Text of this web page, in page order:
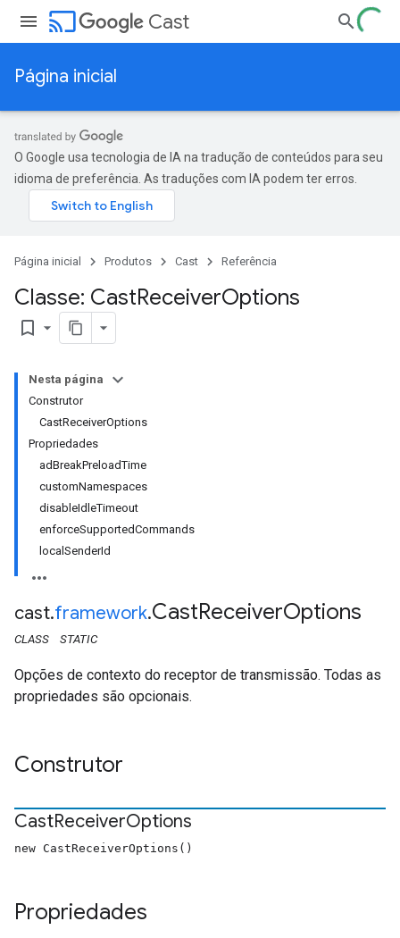
cast Cast
Página inicial
O Google usa tecnologia de IA na tradução de conteúdos para seu
idioma de preferência. As traduções com IA podem ter erros.
Página inicial Produtos Cast Referência
Classe: CastReceiverOptions
bookmark_border
Nesta página
Construtor
CastReceiverOptions
Propriedades
adBreakPreloadTime
customNamespaces
disableIdleTimeout
enforceSupportedCommands
localSenderId
cast.framework.CastReceiverOptions
CLASS STATIC
Opções de contexto do receptor de transmissão. Todas as
propriedades são opcionais.
Construtor
CastReceiverOptions
new CastReceiverOptions()
Propriedades